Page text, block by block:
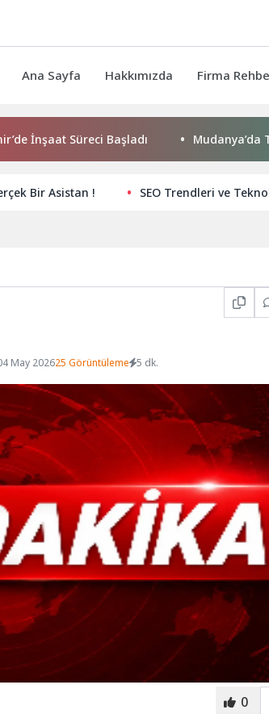
Ana Sayfa Hakkımızda Firma
Süreci Başladı Mudanya’da Tarihin
Bir Asistan ! SEO Trendleri ve
May 202625 Görüntüleme 5 dk.
0